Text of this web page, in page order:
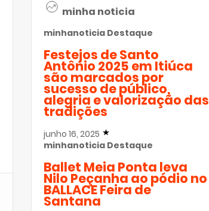
minha noticia
minhanoticia Destaque
Festejos de Santo
Antônio 2025 em Itiúca
são marcados por
sucesso de público,
alegria e valorização das
tradições
junho 16, 2025
minhanoticia Destaque
Ballet Meia Ponta leva
Nilo Peçanha ao pódio no
BALLACE Feira de
Santana